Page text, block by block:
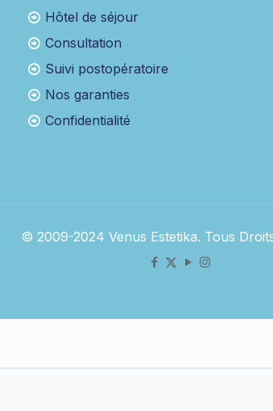
Hôtel de séjour
Consultation
Suivi postopératoire
Nos garanties
Confidentialité
© 2009-2024 Venus Estetika. Tous